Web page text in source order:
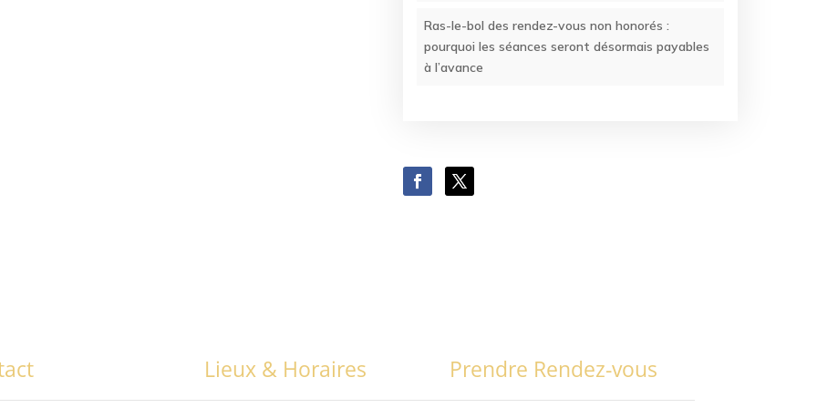
Ras-le-bol des rendez-vous non honorés :
pourquoi les séances seront désormais payables
à l’avance
Lieux & Horaires Prendre Rendez-vous